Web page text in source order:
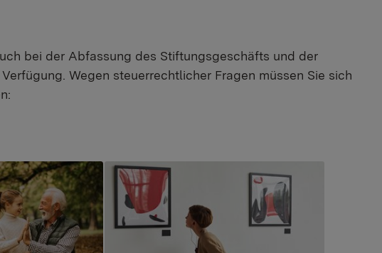
bei der Abfassung des Stiftungsgeschäfts und der
Wegen steuerrechtlicher Fragen müssen Sie sich